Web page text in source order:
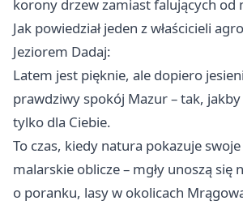
korony drzew zamiast falujących od
Jak powiedział jeden z właścicieli
Jeziorem Dadaj:
Latem jest pięknie, ale dopiero
prawdziwy spokój Mazur – tak, jakby
tylko dla Ciebie.
To czas, kiedy natura pokazuje
malarskie oblicze – mgły unoszą się
o poranku, lasy w okolicach